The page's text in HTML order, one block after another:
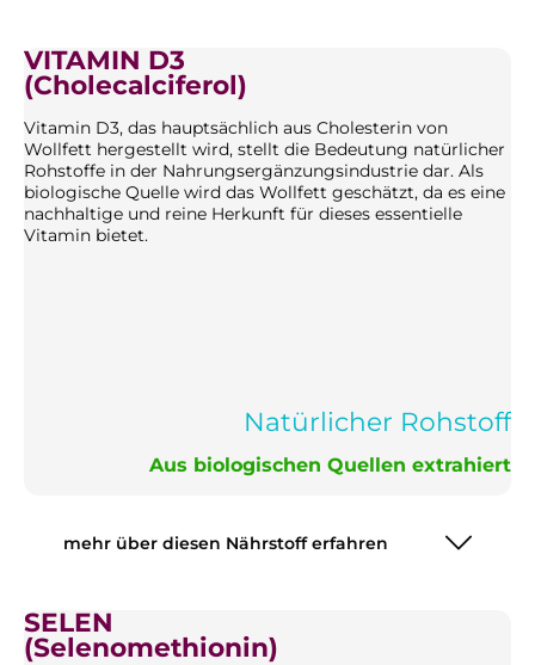
VITAMIN D3
(Cholecalciferol)
Vitamin D3, das hauptsächlich aus Cholesterin von
Wollfett hergestellt wird, stellt die Bedeutung natürlicher
Rohstoffe in der Nahrungsergänzungsindustrie dar. Als
biologische Quelle wird das Wollfett geschätzt, da es eine
nachhaltige und reine Herkunft für dieses essentielle
Vitamin bietet.
Natürlicher Rohstoff
Aus biologischen Quellen extrahiert
mehr über diesen Nährstoff erfahren
SELEN
(Selenomethionin)